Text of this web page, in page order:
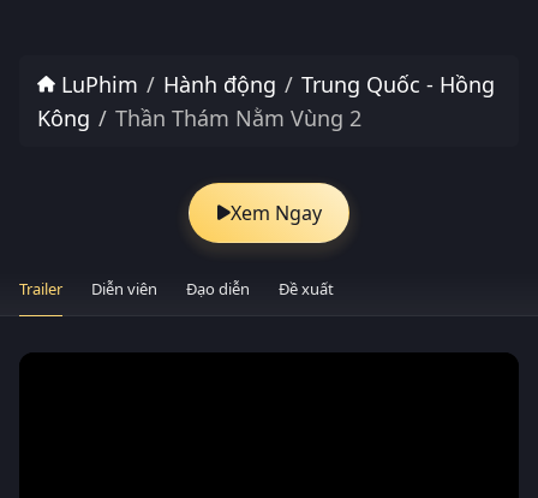
LuPhim Hành động
Trung Quốc - Hồng
Kông
Thần Thám Nằm Vùng 2
Xem Ngay
Trailer Diễn viên Đạo diễn Đề xuất